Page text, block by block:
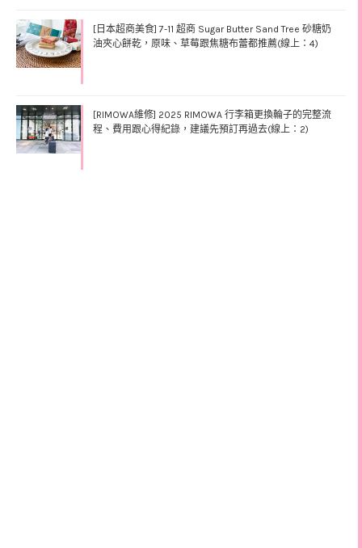
[日本超商美食] 7-11 超商 Sugar Butter Sand Tree 砂糖奶
油夾心餅乾，原味、草莓跟焦糖布蕾都推薦(線上：4)
[RIMOWA維修] 2025 RIMOWA 行李箱更換輪子的完整流
程、費用跟心得紀錄，建議先預訂再過去(線上：2)